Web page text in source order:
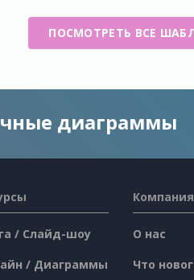
ПОСМОТРЕТЬ ВСЕ
диаграммы
/ Слайд-шоу
/ Диаграммы
Компания
О нас
Что